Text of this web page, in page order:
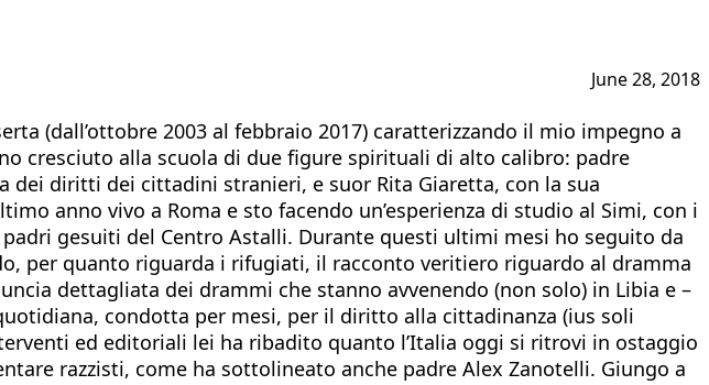
June 28, 2018
(dall’ottobre 2003 al febbraio 2017) caratterizzando il mio impegno a
cresciuto alla scuola di due figure spirituali di alto calibro: padre
dei diritti dei cittadini stranieri, e suor Rita Giaretta, con la sua
anno vivo a Roma e sto facendo un’esperienza di studio al Simi, con i
gesuiti del Centro Astalli. Durante questi ultimi mesi ho seguito da
per quanto riguarda i rifugiati, il racconto veritiero riguardo al dramma
dettagliata dei drammi che stanno avvenendo (non solo) in Libia e –
condotta per mesi, per il diritto alla cittadinanza (ius soli
ed editoriali lei ha ribadito quanto l’Italia oggi si ritrovi in ostaggio
razzisti, come ha sottolineato anche padre Alex Zanotelli. Giungo a